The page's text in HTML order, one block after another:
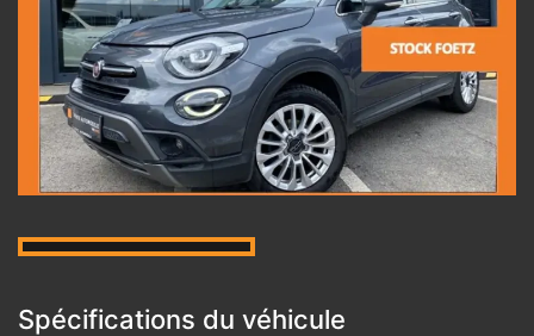
Spécifications du véhicule